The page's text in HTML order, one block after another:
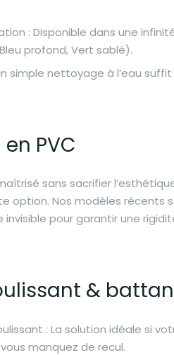
: Disponible dans une
profond, Vert sablé).
simple nettoyage à l’eau
PVC
sans sacrifier
option. Nos modèles récents
invisible pour garantir une
&
: La solution idéale si
manquez de recul.